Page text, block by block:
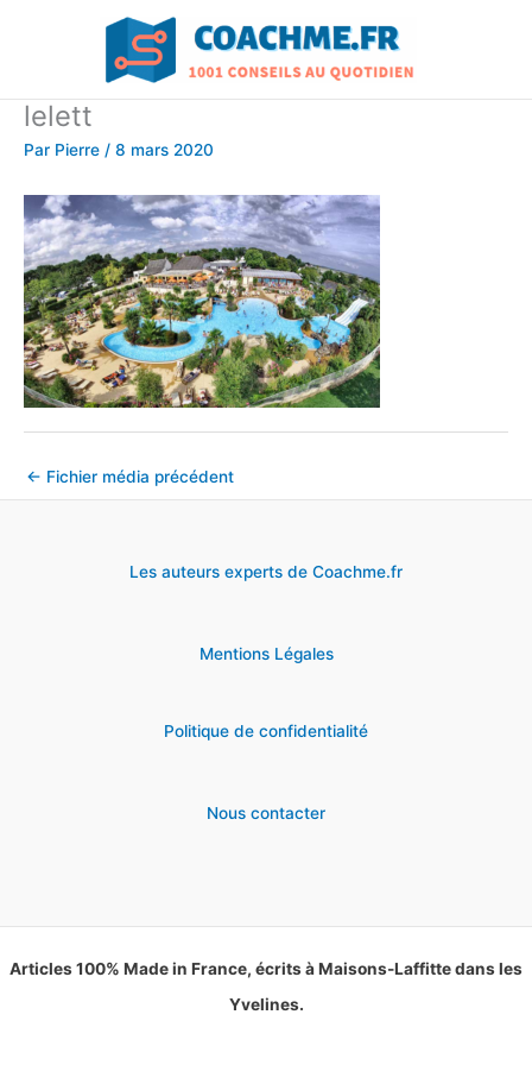
lelett
Par Pierre / 8 mars 2020
← Fichier média précédent
Les auteurs experts de Coachme.fr
Mentions Légales
Politique de confidentialité
Nous contacter
Articles 100% Made in France, écrits à Maisons-Laffitte dans les
Yvelines.